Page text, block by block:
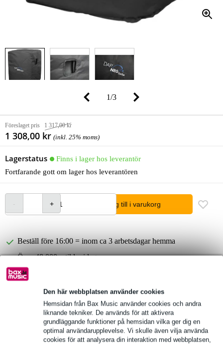
Den här webbplatsen använder cookies
Hemsidan från Bax Music använder cookies och andra
liknande tekniker. De används för att aktivera
grundläggande funktioner på hemsidan vilka ger dig en
optimal användarupplevelse. Vi skulle även vilja använda
cookies för att analysera din interaktion med webbplatsen,
1/3
Föreslaget pris 1 317,00 kr
1 308,00 kr (inkl. 25% moms)
Lagerstatus
Finns i lager hos leverantör
Fortfarande gott om lager hos leverantören
lägg till i varukorg
Beställ före 16:00 = inom ca 3 arbetsdagar hemma
Över 48 000 artiklar i lager
1 250 ledande varumärken
Produktinformation
DAP-skyddskåpa för NRG-12S och NRG-12SA